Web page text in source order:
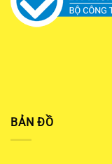
BẢN ĐỒ